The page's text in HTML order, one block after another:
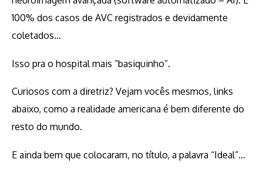
100% dos casos de AVC registrados e devidamente
coletados…
Isso pra o hospital mais “basiquinho”.
Curiosos com a diretriz? Vejam vocês mesmos, links
abaixo, como a realidade americana é bem diferente do
resto do mundo.
E ainda bem que colocaram, no título, a palavra “Ideal”…